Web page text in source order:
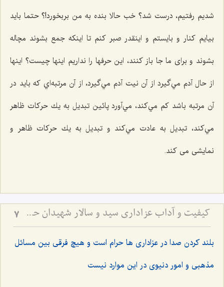
شديم رفتيم، درست شد؟ خب حالا بنده به من بربخورد!؟ حتما بايد
بيايم كنار و بايستم و اينقدر صبر كنم تا اينكه جمع بشوند مچاله
بشوند و برای ما جا باز کنند، اين حرفها را نداريم اينها چيست؟ اينها
از حال آدم مي‌گيرد از آن نيت آدم مي‌گيرد، از آن مرتبه‌اي كه بايد در
آن مرتبه باشد كم مي‌كند، مي‌آورد پائين تبديل به يك حركات ظاهر
مي‌كند، تبديل به عادت مي‌كند و تبديل به يك حركات ظاهر و
نمايشی می کند.
کیفیت و آداب عزاداری سید و سالار شهیدان حضرت أباعبداللَه الحسین علیه السلام 7
بلند کردن صدا در عزاداری ها حرام است و هیچ فرقی بین مسائل
مذهبی و امور دنیوی در این موارد نیست